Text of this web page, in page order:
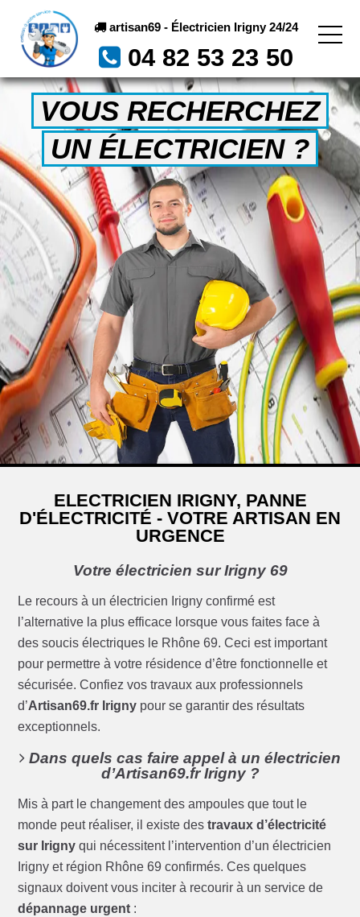
artisan69 - Électricien Irigny 24/24
04 82 53 23 50
VOUS RECHERCHEZ
UN ÉLECTRICIEN ?
ELECTRICIEN IRIGNY, PANNE
D'ÉLECTRICITÉ - VOTRE ARTISAN EN
URGENCE
Votre électricien sur Irigny 69
Le recours à un électricien Irigny confirmé est
l’alternative la plus efficace lorsque vous faites face à
des soucis électriques le Rhône 69. Ceci est important
pour permettre à votre résidence d’être fonctionnelle et
sécurisée. Confiez vos travaux aux professionnels
d’Artisan69.fr Irigny pour se garantir des résultats
exceptionnels.
Dans quels cas faire appel à un électricien
d’Artisan69.fr Irigny ?
Mis à part le changement des ampoules que tout le
monde peut réaliser, il existe destravaux d’électricité
sur Irigny qui nécessitent l’intervention d’un électricien
Irigny et région Rhône 69 confirmés. Ces quelques
signaux doivent vous inciter à recourir à un service de
dépannage urgent :